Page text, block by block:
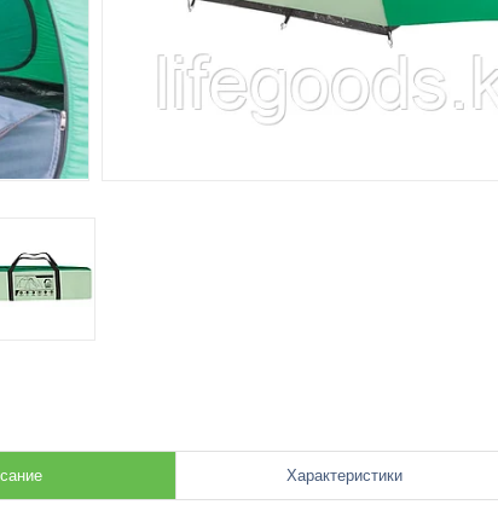
Характеристики